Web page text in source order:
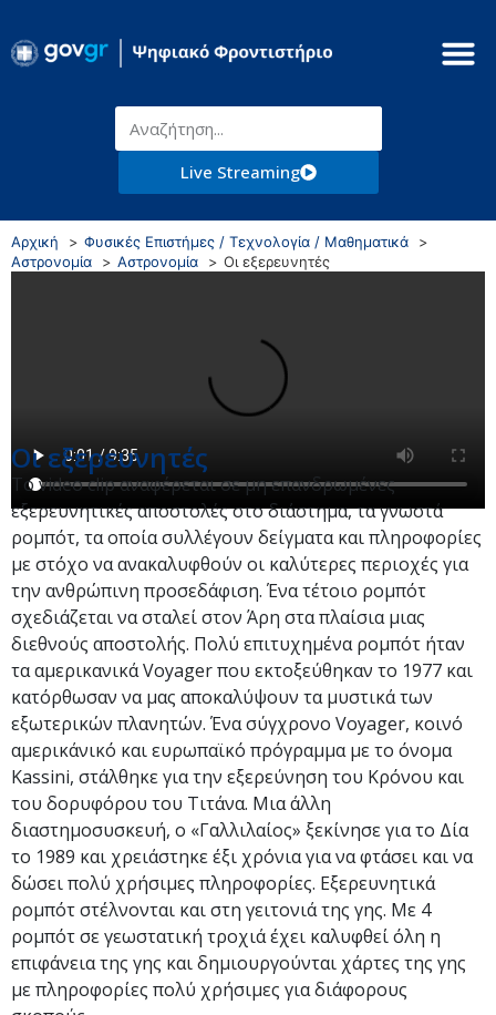
Live Streaming
Αρχική
Φυσικές Επιστήμες / Τεχνολογία / Μαθηματικά
Αστρονομία
Αστρονομία Οι εξερευνητές
Οι εξερευνητές
Το video clip αναφέρεται σε μη επανδρωμένες
εξερευνητικές αποστολές στο διάστημα, τα γνωστά
ρομπότ, τα οποία συλλέγουν δείγματα και πληροφορίες
με στόχο να ανακαλυφθούν οι καλύτερες περιοχές για
την ανθρώπινη προσεδάφιση. Ένα τέτοιο ρομπότ
σχεδιάζεται να σταλεί στον Άρη στα πλαίσια μιας
διεθνούς αποστολής. Πολύ επιτυχημένα ρομπότ ήταν
τα αμερικανικά Voyager που εκτοξεύθηκαν το 1977 και
κατόρθωσαν να μας αποκαλύψουν τα μυστικά των
εξωτερικών πλανητών. Ένα σύγχρονο Voyager, κοινό
αμερικάνικό και ευρωπαϊκό πρόγραμμα με το όνομα
Kassini, στάλθηκε για την εξερεύνηση του Κρόνου και
του δορυφόρου του Τιτάνα. Μια άλλη
διαστημοσυσκευή, ο «Γαλλιλαίος» ξεκίνησε για το Δία
το 1989 και χρειάστηκε έξι χρόνια για να φτάσει και να
δώσει πολύ χρήσιμες πληροφορίες. Εξερευνητικά
ρομπότ στέλνονται και στη γειτονιά της γης. Με 4
ρομπότ σε γεωστατική τροχιά έχει καλυφθεί όλη η
επιφάνεια της γης και δημιουργούνται χάρτες της γης
με πληροφορίες πολύ χρήσιμες για διάφορους